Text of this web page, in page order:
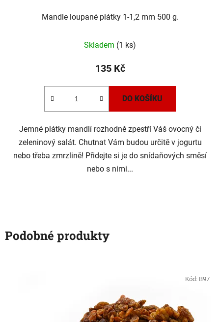
Mandle loupané plátky 1-1,2 mm 500 g.
Skladem (1 ks)
135 Kč
DO KOŠÍKU
Jemné plátky mandlí rozhodně zpestří Váš ovocný či
zeleninový salát. Chutnat Vám budou určitě v jogurtu
nebo třeba zmrzlině! Přidejte si je do snídaňových směsí
nebo s nimi...
Podobné produkty
Kód: B97